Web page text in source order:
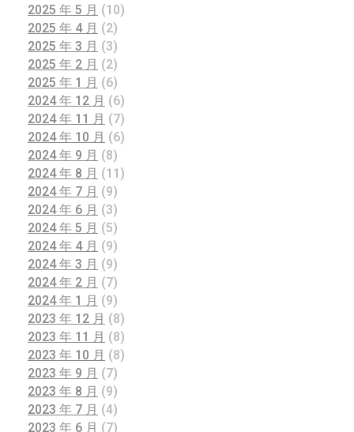
2025 年 5 月 (10)
2025 年 4 月 (2)
2025 年 3 月 (3)
2025 年 2 月 (2)
2025 年 1 月 (6)
2024 年 12 月 (6)
2024 年 11 月 (7)
2024 年 10 月 (6)
2024 年 9 月 (8)
2024 年 8 月 (11)
2024 年 7 月 (9)
2024 年 6 月 (3)
2024 年 5 月 (5)
2024 年 4 月 (9)
2024 年 3 月 (9)
2024 年 2 月 (7)
2024 年 1 月 (9)
2023 年 12 月 (8)
2023 年 11 月 (8)
2023 年 10 月 (8)
2023 年 9 月 (7)
2023 年 8 月 (9)
2023 年 7 月 (4)
2023 年 6 月 (7)